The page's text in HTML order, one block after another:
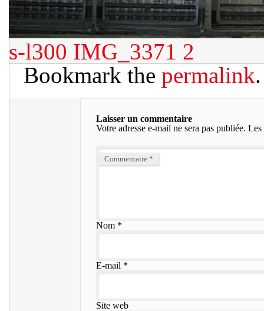
s-l300 IMG_3371 2
Bookmark the permalink.
Laisser un commentaire
Votre adresse e-mail ne sera pas publiée. Les
Commentaire *
Nom*
E-mail *
Site web